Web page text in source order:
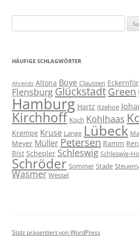
nach:
HÄUFIGE SCHLAGWÖRTER
Ahrends Altona Boye Claussen
Flensburg GlückstadtGreen
Hamburg Hartz Itzehoe
Kirchhoff Koch Kohlhaas
Krempe Kruse Lange Lübeck
Meyer Müller Petersen Ramm
Rist Schepler Schleswig Schleswig-
Schröder Sommer Stade
Wasmer Wessel
Stolz präsentiert von WordPress